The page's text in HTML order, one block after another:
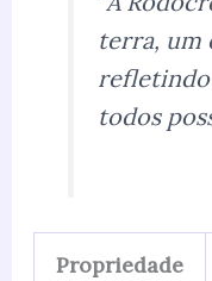
terra, um
refletindo
todos
Propriedade